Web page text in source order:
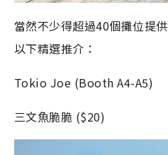
當然不少得超過40個攤位提
以下精選推介：
Tokio Joe (Booth A4-A5)
三文魚脆脆 ($20)